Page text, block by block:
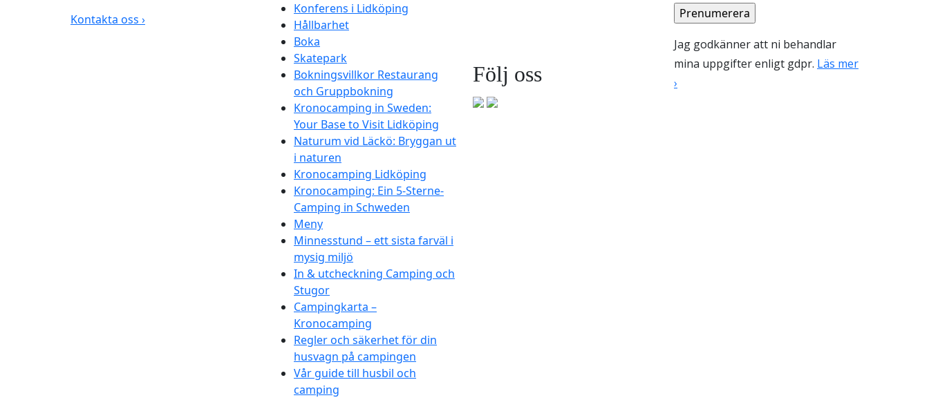
Kontakta oss ›
Konferens i Lidköping
Hållbarhet
Boka
Skatepark
Bokningsvillkor Restaurang
och Gruppbokning
Kronocamping in Sweden:
Your Base to Visit Lidköping
Naturum vid Läckö: Bryggan ut
i naturen
Kronocamping Lidköping
Kronocamping: Ein 5-Sterne-
Camping in Schweden
Meny
Minnesstund – ett sista farväl i
mysig miljö
In & utcheckning Camping och
Stugor
Campingkarta –
Kronocamping
Regler och säkerhet för din
husvagn på campingen
Vår guide till husbil och
camping
Följ oss
Jag godkänner att ni behandlar
mina uppgifter enligt gdpr. Läs mer
›